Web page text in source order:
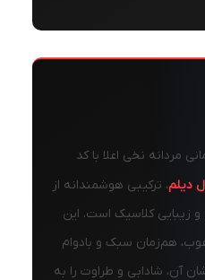
مردانه نخی اعلا با کد
دیلم، ترکیبی هوشمندانه از
و زیبایی کلاسیک است. این
۱۰۰٪ نخی مرغوب، هم‌زمان سبک و بادوام
آن، شادابی و طراوت را به